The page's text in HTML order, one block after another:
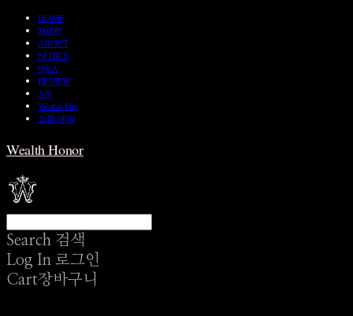
HOME
SHOP
ABOUT
NOTICE
Q&A
REVIEW
A/S
Wear & Pair
쇼룸 예약
Wealth Honor
Search 검색
Log In 로그인
Cart장바구니